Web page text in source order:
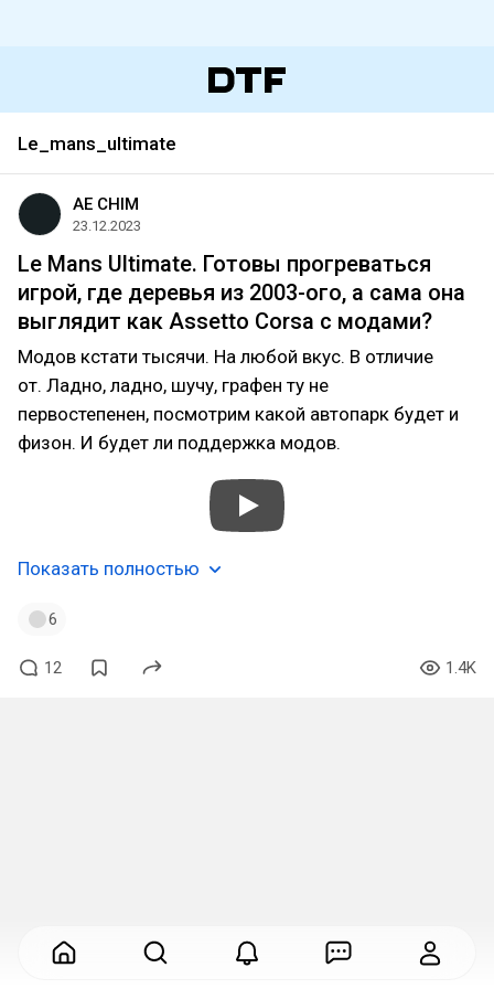
Le_mans_ultimate
AE CHIM
23.12.2023
Le Mans Ultimate. Готовы прогреваться
игрой, где деревья из 2003-ого, а сама она
выглядит как Assetto Corsa с модами?
Модов кстати тысячи. На любой вкус. В отличие
от. Ладно, ладно, шучу, графен ту не
первостепенен, посмотрим какой автопарк будет и
физон. И будет ли поддержка модов.
Показать полностью
6
12 1.4K